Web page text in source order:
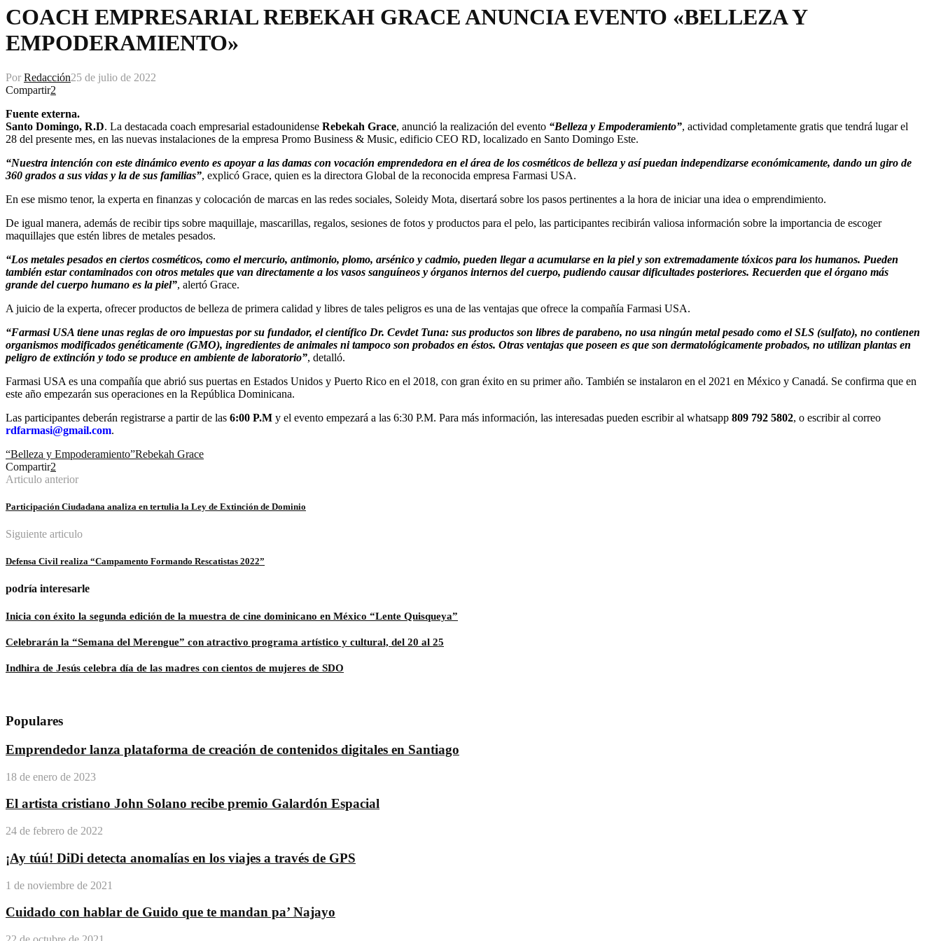
COACH EMPRESARIAL REBEKAH GRACE ANUNCIA EVENTO «BELLEZA Y
EMPODERAMIENTO»
Por Redacción25 de julio de 2022
Compartir2
Fuente externa.
Santo Domingo, R.D. La destacada coach empresarial estadounidense Rebekah Grace, anunció la realización del evento “Belleza y Empoderamiento”, actividad completamente gratis que tendrá lugar el
28 del presente mes, en las nuevas instalaciones de la empresa Promo Business & Music, edificio CEO RD, localizado en Santo Domingo Este.
“Nuestra intención con este dinámico evento es apoyar a las damas con vocación emprendedora en el área de los cosméticos de belleza y así puedan independizarse económicamente, dando un giro de
360 grados a sus vidas y la de sus familias”, explicó Grace, quien es la directora Global de la reconocida empresa Farmasi USA.
En ese mismo tenor, la experta en finanzas y colocación de marcas en las redes sociales, Soleidy Mota, disertará sobre los pasos pertinentes a la hora de iniciar una idea o emprendimiento.
De igual manera, además de recibir tips sobre maquillaje, mascarillas, regalos, sesiones de fotos y productos para el pelo, las participantes recibirán valiosa información sobre la importancia de escoger
maquillajes que estén libres de metales pesados.
“Los metales pesados en ciertos cosméticos, como el mercurio, antimonio, plomo, arsénico y cadmio, pueden llegar a acumularse en la piel y son extremadamente tóxicos para los humanos. Pueden
también estar contaminados con otros metales que van directamente a los vasos sanguíneos y órganos internos del cuerpo, pudiendo causar dificultades posteriores. Recuerden que el órgano más
grande del cuerpo humano es la piel”, alertó Grace.
A juicio de la experta, ofrecer productos de belleza de primera calidad y libres de tales peligros es una de las ventajas que ofrece la compañía Farmasi USA.
“Farmasi USA tiene unas reglas de oro impuestas por su fundador, el científico Dr. Cevdet Tuna: sus productos son libres de parabeno, no usa ningún metal pesado como el SLS (sulfato), no contienen
organismos modificados genéticamente (GMO), ingredientes de animales ni tampoco son probados en éstos. Otras ventajas que poseen es que son dermatológicamente probados, no utilizan plantas en
peligro de extinción y todo se produce en ambiente de laboratorio”, detalló.
Farmasi USA es una compañía que abrió sus puertas en Estados Unidos y Puerto Rico en el 2018, con gran éxito en su primer año. También se instalaron en el 2021 en México y Canadá. Se confirma que en
este año empezarán sus operaciones en la República Dominicana.
Las participantes deberán registrarse a partir de las 6:00 P.M y el evento empezará a las 6:30 P.M. Para más información, las interesadas pueden escribir al whatsapp 809 792 5802, o escribir al correo
rdfarmasi@gmail.com.
“Belleza y Empoderamiento”Rebekah Grace
Compartir2
Articulo anterior
Participación Ciudadana analiza en tertulia la Ley de Extinción de Dominio
Siguiente articulo
Defensa Civil realiza “Campamento Formando Rescatistas 2022”
podría interesarle
Inicia con éxito la segunda edición de la muestra de cine dominicano en México “Lente Quisqueya”
Celebrarán la “Semana del Merengue” con atractivo programa artístico y cultural, del 20 al 25
Indhira de Jesús celebra día de las madres con cientos de mujeres de SDO
Populares
Emprendedor lanza plataforma de creación de contenidos digitales en Santiago
18 de enero de 2023
El artista cristiano John Solano recibe premio Galardón Espacial
24 de febrero de 2022
¡Ay túú! DiDi detecta anomalías en los viajes a través de GPS
1 de noviembre de 2021
Cuidado con hablar de Guido que te mandan pa’ Najayo